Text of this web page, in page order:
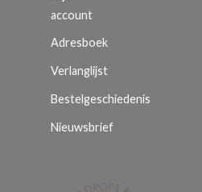
account
Adresboek
Verlanglijst
Bestelgeschiedenis
Nieuwsbrief